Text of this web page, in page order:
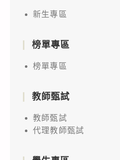
新生專區
榜單專區
榜單專區
教師甄試
教師甄試
代理教師甄試